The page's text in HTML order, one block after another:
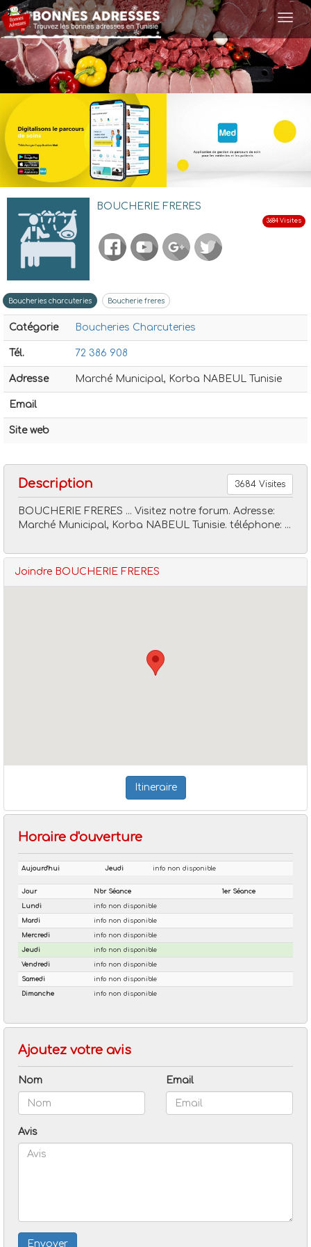
BOUCHERIE FRERES
Boucheries charcuteries
Catégorie Boucheries Charcuteries
Tél. 72 386 908
Adresse Marché Municipal, Korba NABEUL Tunisie
Email
Site web
Description 3684 Visites
BOUCHERIE FRERES ... Visitez notre forum. Adresse:
Marché Municipal, Korba NABEUL Tunisie. téléphone: ...
Joindre BOUCHERIE FRERES
Itineraire
Horaire d'ouverture
Ajoutez votre avis
Nom Email
Avis
Envoyer